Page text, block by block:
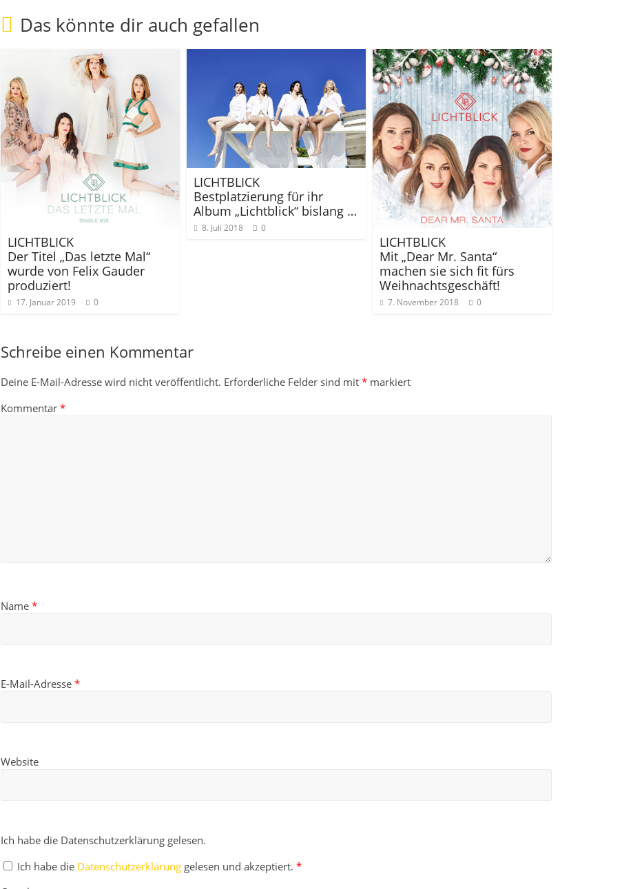
Das könnte dir auch gefallen
LICHTBLICK
Der Titel „Das letzte Mal“
wurde von Felix Gauder
produziert!
17. Januar 2019 0
LICHTBLICK
Bestplatzierung für ihr
Album „Lichtblick“ bislang …
8. Juli 2018 0
LICHTBLICK
Mit „Dear Mr. Santa“
machen sie sich fit fürs
Weihnachtsgeschäft!
7. November 2018 0
Schreibe einen Kommentar
Deine E-Mail-Adresse wird nicht veröffentlicht. Erforderliche Felder sind mit * markiert
Kommentar *
Name *
E-Mail-Adresse *
Website
Ich habe die Datenschutzerklärung gelesen.
Ich habe die Datenschutzerklärung gelesen und akzeptiert. *